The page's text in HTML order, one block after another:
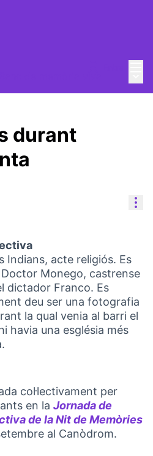
de memòria viva
durant
Indians, acte religiós. Es
Monego, castrense
dictador Franco. Es
deu ser una fotografia
la qual venia al barri el
havia una església més
col·lectivament per
en la Jornada de
de la Nit de Memòries
nova)
al Canòdrom.